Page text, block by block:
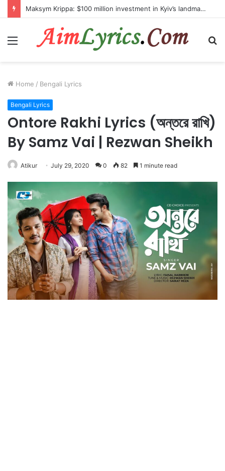
Maksym Krippa: $100 million investment in Kyiv’s landmark properties
Menu
Home / Bengali Lyrics
Bengali Lyrics
Ontore Rakhi Lyrics (অন্তরে রাখি)
By Samz Vai | Rezwan Sheikh
Atikur July 29, 2020 0 82 1 minute read